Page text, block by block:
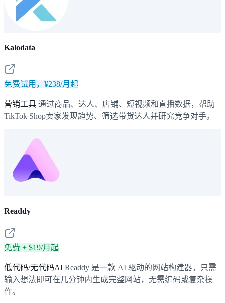
Kalodata
免费试用，¥238/月起
营销工具 通过商品、达人、店铺、短视频和直播数据，帮助
TikTok Shop卖家发现趋势、筛选带货达人并研究竞争对手。
Readdy
免费 + $19/月起
低代码/无代码AI Readdy 是一款 AI 驱动的网站构建器，只需
输入想法即可在几分钟内生成完整网站，无需编码或复杂操
作。